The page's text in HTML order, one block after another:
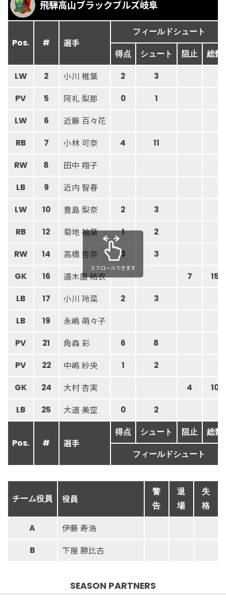
飛騨高山ブラックブルズ岐阜
Pos. # 選手
フィールドシュート
得点 シュート 阻止 総数
LW 2 小川 稚葉 2 3
PV 5 阿礼 梨那 0 1
LW 6 近藤 百々花
RB 7 小林 可奈 4 11
RW 8 田中 翔子
LB 9 近内 智春
LW 10 豊島 梨奈 2 3
RB 12 菊地 柚葉 1 2
RW 14 高橋 杏奈 3 3
GK 16 邉木薗 結衣 7 15
LB 17 小川 玲菜 2 3
LB 19 永嶋 萌々子
PV 21 角森 彩 6 8
PV 22 中嶋 紗央 1 2
GK 24 大村 杏実 4 10
LB 25 大道 美空 0 2
Pos. # 選手
得点 シュート 阻止 総数
フィールドシュート
スクロールできます
チーム役員 役員
警
告
退
場
失
格
A 伊藤 寿浩
B 下屋 勝比古
SEASON PARTNERS